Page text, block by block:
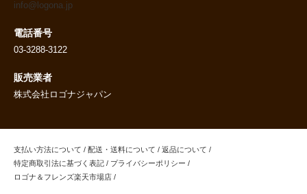
info@logona.jp
電話番号
03-3288-3122
販売業者
株式会社ロゴナジャパン
支払い方法について / 配送・送料について / 返品について /
特定商取引法に基づく表記 / プライバシーポリシー /
ロゴナ＆フレンズ楽天市場店 /